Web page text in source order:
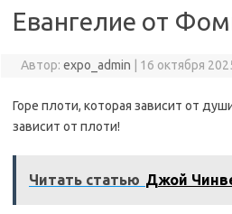
Евангелие от
Автор: expo_admin 16 октября
Горе плоти, которая зависит от
зависит от плоти!
Читать статью Джой